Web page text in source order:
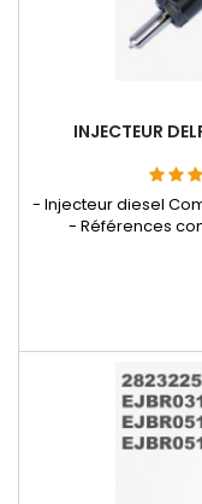
INJECTEUR
- Injecteur diesel
- Références
EJBR05102D ,
8200421897 ,
, 8200421359 ,
H8200421897 ,